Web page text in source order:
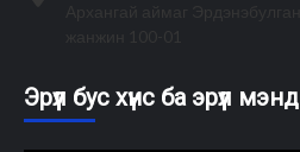
Эрүүл бус хүнс ба эрүүл мэнд